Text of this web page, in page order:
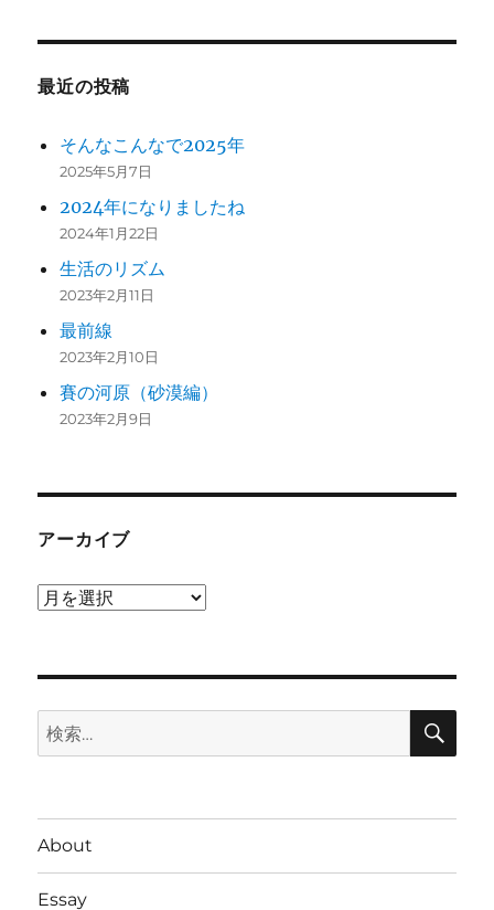
最近の投稿
そんなこんなで2025年
2025年5月7日
2024年になりましたね
2024年1月22日
生活のリズム
2023年2月11日
最前線
2023年2月10日
賽の河原（砂漠編）
2023年2月9日
アーカイブ
ア
検
索:
検
About
Essay